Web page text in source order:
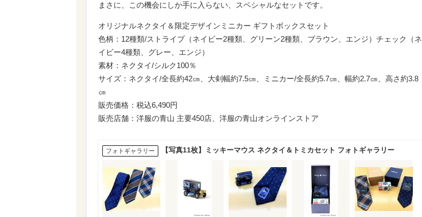
まさに、この機会にしか手に入らない、スペシャルなセットです。
オリジナルネクタイ＆限定デザインミニカー ギフトボックスセット
色柄：12種類/ストライプ（ネイビー2種類、グリーン2種類、ブラウン、エンジ）チェック（ネ
イビー4種類、グレー、エンジ）
素材：ネクタイ/シルク100％
サイズ：ネクタイ/全長約42㎝、大剣幅約7.5㎝、ミニカー/全長約5.7㎝、幅約2.7㎝、高さ約3.8
㎝
販売価格：税込6,490円
販売店舗：洋服の青山 主要450店、洋服の青山オンラインストア
フォトギャラリー 【写真11枚】ミッキーマウス ネクタイ＆トミカセット フォトギャラリー